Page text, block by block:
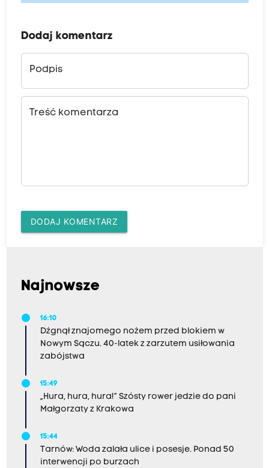
Dodaj komentarz
Podpis
Treść komentarza
DODAJ KOMENTARZ
Najnowsze
16:10
Dźgnął znajomego nożem przed blokiem w
Nowym Sączu. 40-latek z zarzutem usiłowania
zabójstwa
15:49
„Hura, hura, hura!” Szósty rower jedzie do pani
Małgorzaty z Krakowa
15:44
Tarnów: Woda zalała ulice i posesje. Ponad 50
interwencji po burzach